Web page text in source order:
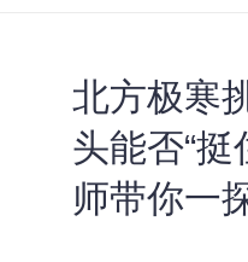
北方极寒
头能否“挺
师带你一